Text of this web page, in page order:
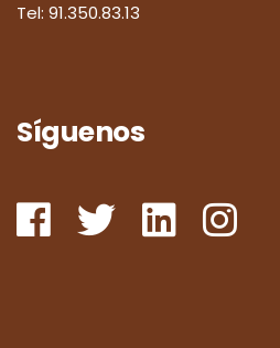
Tel: 91.350.83.13
Síguenos